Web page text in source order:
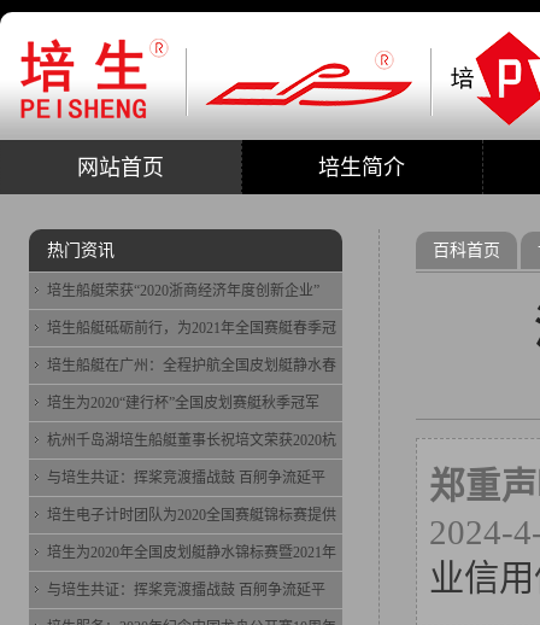
网站首页 培生简介
百科首页
郑重
2024-
业信
热门资讯
培生船艇荣获“2020浙商经济年度创新企业”
培生船艇砥砺前行，为2021年全国赛艇春季冠
培生船艇在广州：全程护航全国皮划艇静水春
培生为2020“建行杯”全国皮划赛艇秋季冠军
杭州千岛湖培生船艇董事长祝培文荣获2020杭
与培生共证：挥桨竞渡擂战鼓 百舸争流延平
培生电子计时团队为2020全国赛艇锦标赛提供
培生为2020年全国皮划艇静水锦标赛暨2021年
与培生共证：挥桨竞渡擂战鼓 百舸争流延平